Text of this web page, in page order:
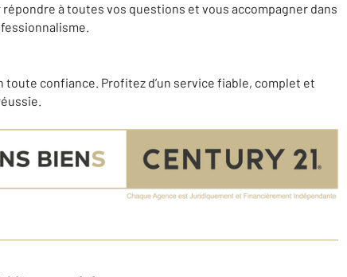
à toutes vos questions et vous accompagner dans
toute confiance. Profitez d’un service fiable, complet et